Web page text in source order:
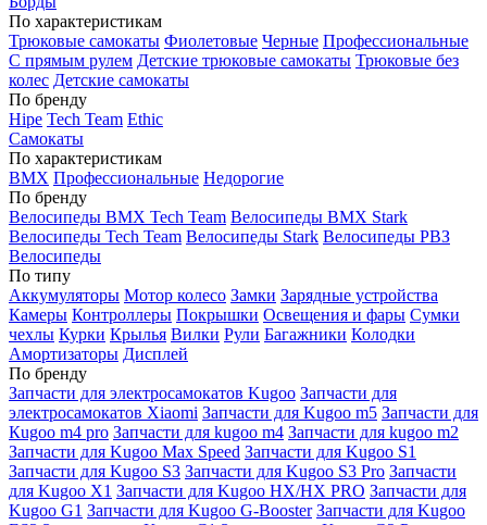
По характеристикам
Трюковые самокаты Фиолетовые Черные Профессиональные
С прямым рулем Детские трюковые самокаты Трюковые без
колес Детские самокаты
По бренду
Hipe Tech Team Ethic
Самокаты
По характеристикам
BMX Профессиональные Недорогие
По бренду
Велосипеды BMX Tech Team Велосипеды BMX Stark
Велосипеды Tech Team Велосипеды Stark Велосипеды РВЗ
Велосипеды
По типу
Аккумуляторы Мотор колесо Замки Зарядные устройства
Камеры Контроллеры Покрышки Освещения и фары Сумки
чехлы Курки Крылья Вилки Рули Багажники Колодки
Амортизаторы Дисплей
По бренду
Запчасти для электросамокатов Kugoo Запчасти для
электросамокатов Xiaomi Запчасти для Kugoo m5 Запчасти для
Кugoo m4 pro Запчасти для kugoo m4 Запчасти для kugoo m2
Запчасти для Kugoo Max Speed Запчасти для Kugoo S1
Запчасти для Kugoo S3 Запчасти для Kugoo S3 Pro Запчасти
для Kugoo X1 Запчасти для Kugoo HX/HX PRO Запчасти для
Kugoo G1 Запчасти для Kugoo G-Booster Запчасти для Kugoo